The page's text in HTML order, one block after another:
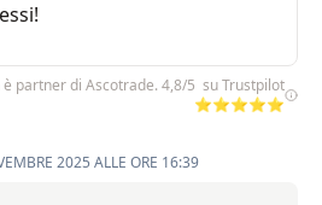
partner di Ascotrade. 4,8/5 su Trustpilot
⭐⭐⭐⭐⭐
2025 ALLE ORE 16:39